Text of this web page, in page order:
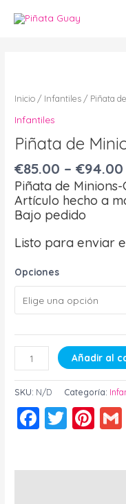
Inicio / Infantiles / Piñata
Infantiles
Piñata de
€85.00 –€94.00
Piñata de
Artículo hecho a
Bajo pedido
Listo para enviar
Opciones
Minions
Añadir al
SKU: N/D Categoría: